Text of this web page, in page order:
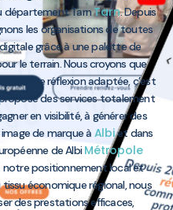
département TarnTarn. Depuis
les organisations de toutes
grâce à une palette de
le terrain. Nous croyons que
une réflexion adaptée, c’est
des services totalement
en visibilité, à générer des
de marque à Albiet dans
de AlbiMétropole
notre positionnement local et
économique régional, nous
des prestations efficaces,